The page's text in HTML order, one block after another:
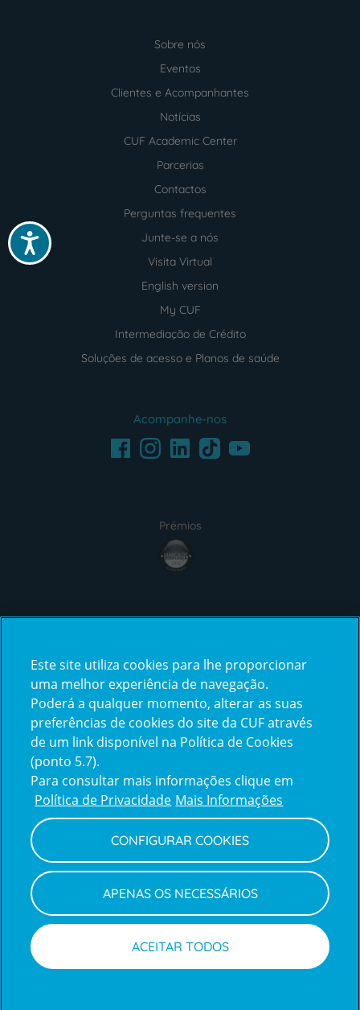
Acessibilidade
Sobre nós
Eventos
Clientes e Acompanhantes
Notícias
CUF Academic Center
Parcerias
Contactos
Perguntas frequentes
Junte-se a nós
Visita Virtual
English version
My CUF
Intermediação de Crédito
Soluções de acesso e Planos de saúde
Acompanhe-nos
FacebookInstagramLinkedInTikTokYoutube
Prémios
award4
certification2certification3
Reclamações
e
elogios
Policy
Política de Privacidade e Cookies
Termos e Condições
Declaração de Acessibilidade
Canal de Denúncias
Informações legais
Este site utiliza cookies para lhe proporcionar
uma melhor experiência de navegação.
Poderá a qualquer momento, alterar as suas
preferências de cookies do site da CUF através
de um link disponível na Política de Cookies
(ponto 5.7).
Para consultar mais informações clique em
Política de Privacidade Mais Informações
CONFIGURAR COOKIES
APENAS OS NECESSÁRIOS
ACEITAR TODOS